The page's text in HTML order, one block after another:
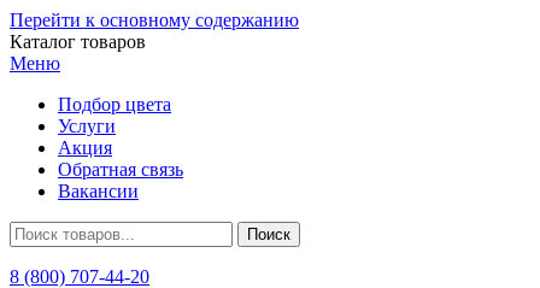
Перейти к основному содержанию
Каталог товаров
Меню
Подбор цвета
Услуги
Акция
Обратная связь
Вакансии
8 (800) 707-44-20